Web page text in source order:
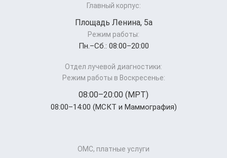
Главный корпус:
Площадь Ленина, 5а
Режим работы:
Пн.–Cб.: 08:00–20:00
Отдел лучевой диагностики:
Режим работы в Воскресенье:
08:00–20:00 (МРТ)
08:00–14:00 (МСКТ и Маммография)
ОМС, платные услуги